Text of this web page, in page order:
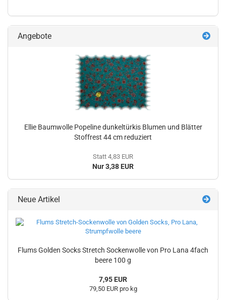
Angebote
Ellie Baumwolle Popeline dunkeltürkis Blumen und Blätter
Stoffrest 44 cm reduziert
Statt 4,83 EUR
Nur 3,38 EUR
Neue Artikel
Flums Golden Socks Stretch Sockenwolle von Pro Lana 4fach
beere 100 g
7,95 EUR
79,50 EUR pro kg